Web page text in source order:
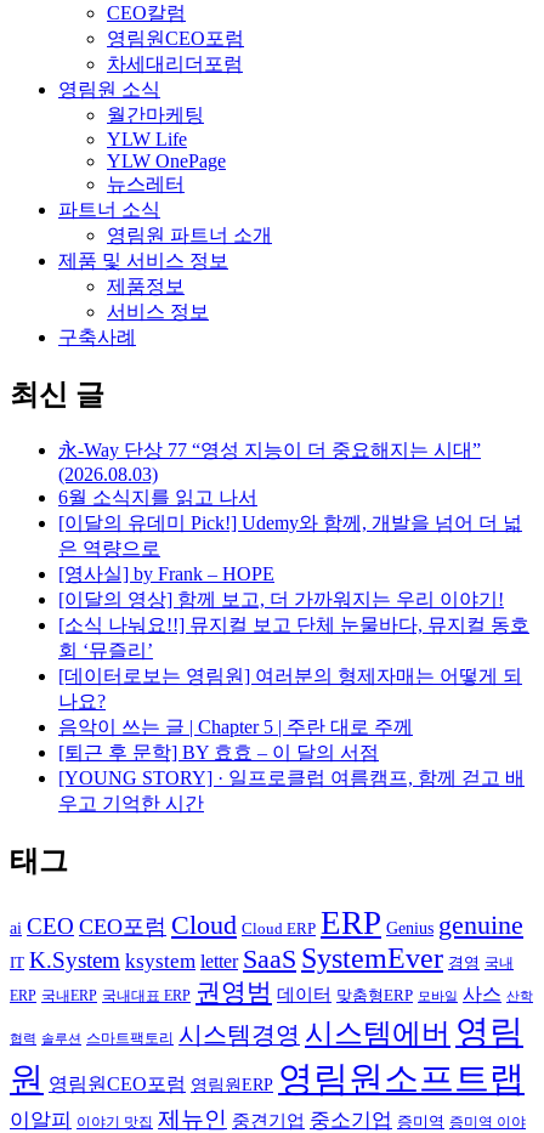
CEO칼럼
영림원CEO포럼
차세대리더포럼
영림원 소식
월간마케팅
YLW Life
YLW OnePage
뉴스레터
파트너 소식
영림원 파트너 소개
제품 및 서비스 정보
제품정보
서비스 정보
구축사례
최신 글
永-Way 단상 77 “영성 지능이 더 중요해지는 시대”
(2026.08.03)
6월 소식지를 읽고 나서
[이달의 유데미 Pick!] Udemy와 함께, 개발을 넘어 더 넓
은 역량으로
[영사실] by Frank – HOPE
[이달의 영상] 함께 보고, 더 가까워지는 우리 이야기!
[소식 나눠요!!] 뮤지컬 보고 단체 눈물바다, 뮤지컬 동호
회 ‘뮤즐리’
[데이터로보는 영림원] 여러분의 형제자매는 어떻게 되
나요?
음악이 쓰는 글 | Chapter 5 | 주란 대로 주께
[퇴근 후 문학] BY 효효 – 이 달의 서점
[YOUNG STORY] · 일프로클럽 여름캠프, 함께 걷고 배
우고 기억한 시간
태그
ai CEO CEO포럼 Cloud Cloud ERP ERP Genius genuine
IT K.System ksystem letter SaaS SystemEver 경영 국내
ERP 국내ERP 국내대표 ERP 권영범 데이터 맞춤형ERP 모바일 사스 산학
협력 솔루션 스마트팩토리 시스템경영 시스템에버 영림
원 영림원CEO포럼 영림원ERP 영림원소프트랩
이알피 이야기 맛집 제뉴인 중견기업 중소기업 증미역 증미역 이야